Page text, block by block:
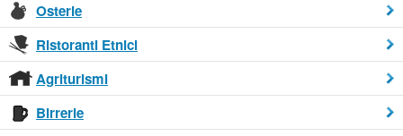
Osterie
Ristoranti Etnici
Agriturismi
Birrerie